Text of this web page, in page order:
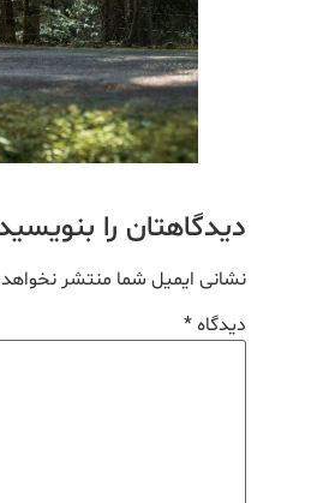
دیدگاهتان را
نشانی ایمیل شما منتشر
دیدگاه*